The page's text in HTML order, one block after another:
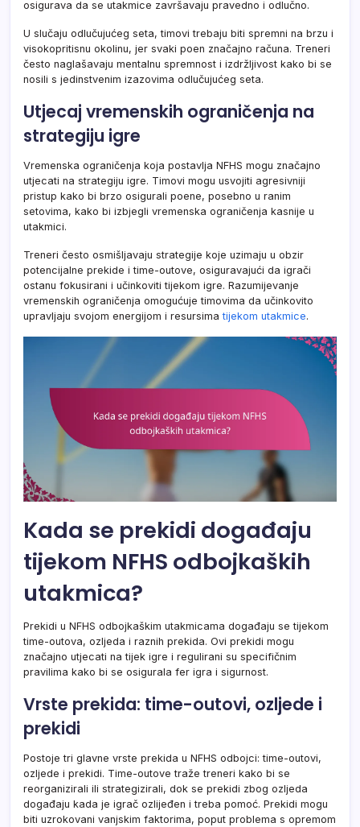
osigurava da se utakmice završavaju pravedno i odlučno.
U slučaju odlučujućeg seta, timovi trebaju biti spremni na brzu i
visokopritisnu okolinu, jer svaki poen značajno računa. Treneri
često naglašavaju mentalnu spremnost i izdržljivost kako bi se
nosili s jedinstvenim izazovima odlučujućeg seta.
Utjecaj vremenskih ograničenja na
strategiju igre
Vremenska ograničenja koja postavlja NFHS mogu značajno
utjecati na strategiju igre. Timovi mogu usvojiti agresivniji
pristup kako bi brzo osigurali poene, posebno u ranim
setovima, kako bi izbjegli vremenska ograničenja kasnije u
utakmici.
Treneri često osmišljavaju strategije koje uzimaju u obzir
potencijalne prekide i time-outove, osiguravajući da igrači
ostanu fokusirani i učinkoviti tijekom igre. Razumijevanje
vremenskih ograničenja omogućuje timovima da učinkovito
upravljaju svojom energijom i resursimatijekom utakmice.
Kada se prekidi događaju
tijekom NFHS odbojkaških
utakmica?
Prekidi u NFHS odbojkaškim utakmicama događaju se tijekom
time-outova, ozljeda i raznih prekida. Ovi prekidi mogu
značajno utjecati na tijek igre i regulirani su specifičnim
pravilima kako bi se osigurala fer igra i sigurnost.
Vrste prekida: time-outovi, ozljede i
prekidi
Postoje tri glavne vrste prekida u NFHS odbojci: time-outovi,
ozljede i prekidi. Time-outove traže treneri kako bi se
reorganizirali ili strategizirali, dok se prekidi zbog ozljeda
događaju kada je igrač ozlijeđen i treba pomoć. Prekidi mogu
biti uzrokovani vanjskim faktorima, poput problema s opremom